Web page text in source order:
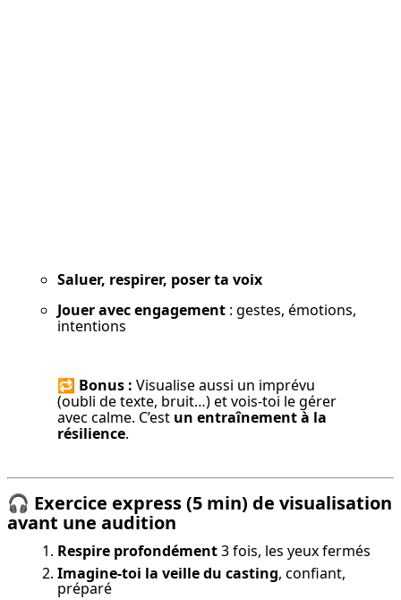
Saluer, respirer, poser ta voix
Jouer avec engagement : gestes, émotions,
intentions
🔁 Bonus : Visualise aussi un imprévu
(oubli de texte, bruit…) et vois-toi le gérer
avec calme. C’est un entraînement à la
résilience.
🎧 Exercice express (5 min) de visualisation
avant une audition
Respire profondément3 fois, les yeux fermés
Imagine-toi la veille du casting, confiant,
préparé